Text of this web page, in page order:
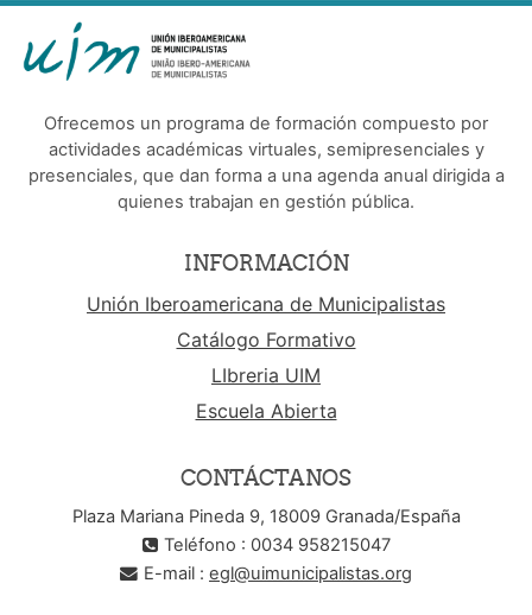
Ofrecemos un programa de formación compuesto por
actividades académicas virtuales, semipresenciales y
presenciales, que dan forma a una agenda anual dirigida a
quienes trabajan en gestión pública.
INFORMACIÓN
Unión Iberoamericana de Municipalistas
Catálogo Formativo
LIbreria UIM
Escuela Abierta
CONTÁCTANOS
Plaza Mariana Pineda 9, 18009 Granada/España
Teléfono : 0034 958215047
E-mail : egl@uimunicipalistas.org